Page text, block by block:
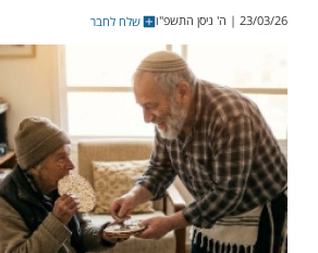
מצות למצוות הצדקה? הרב
של הרב חיים פלאג'י זצ"ל.
שלח לחבר